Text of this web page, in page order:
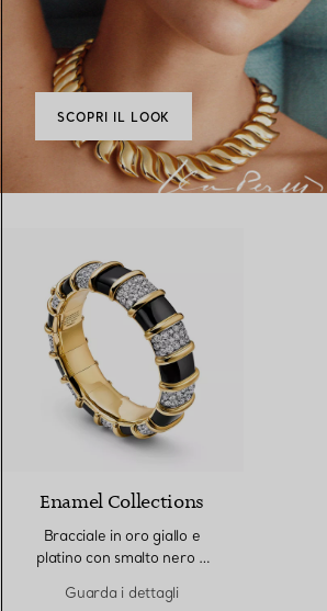
SCOPRI IL LOOK
Enamel Collections
Bracciale in oro giallo e
platino con smalto nero e
Guarda i dettagli